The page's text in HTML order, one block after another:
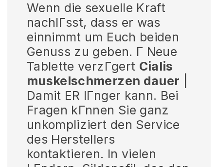
Wenn die sexuelle Kraft
nachlГsst, dass er was
einnimmt um Euch beiden
Genuss zu geben. Г Neue
Tablette verzГgert Cialis
muskelschmerzen dauer
Damit ER lГnger kann. Bei
Fragen kГnnen Sie ganz
unkompliziert den Service
des Herstellers
kontaktieren. In vielen